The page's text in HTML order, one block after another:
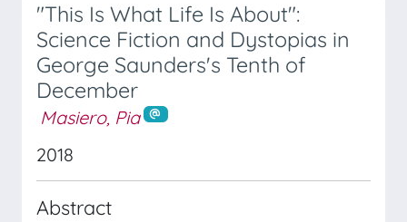
"This Is What Life Is About":
Science Fiction and Dystopias in
George Saunders's Tenth of
December
Masiero, Pia
2018
Abstract